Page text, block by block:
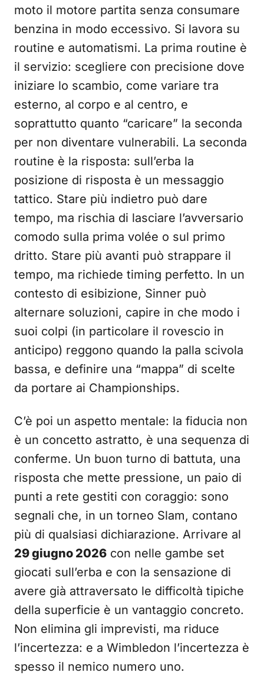
moto il motore partita senza consumare
benzina in modo eccessivo. Si lavora su
routine e automatismi. La prima routine è
il servizio: scegliere con precisione dove
iniziare lo scambio, come variare tra
esterno, al corpo e al centro, e
soprattutto quanto “caricare” la seconda
per non diventare vulnerabili. La seconda
routine è la risposta: sull’erba la
posizione di risposta è un messaggio
tattico. Stare più indietro può dare
tempo, ma rischia di lasciare l’avversario
comodo sulla prima volée o sul primo
dritto. Stare più avanti può strappare il
tempo, ma richiede timing perfetto. In un
contesto di esibizione, Sinner può
alternare soluzioni, capire in che modo i
suoi colpi (in particolare il rovescio in
anticipo) reggono quando la palla scivola
bassa, e definire una “mappa” di scelte
da portare ai Championships.
C’è poi un aspetto mentale: la fiducia non
è un concetto astratto, è una sequenza di
conferme. Un buon turno di battuta, una
risposta che mette pressione, un paio di
punti a rete gestiti con coraggio: sono
segnali che, in un torneo Slam, contano
più di qualsiasi dichiarazione. Arrivare al
29 giugno 2026 con nelle gambe set
giocati sull’erba e con la sensazione di
avere già attraversato le difficoltà tipiche
della superficie è un vantaggio concreto.
Non elimina gli imprevisti, ma riduce
l’incertezza: e a Wimbledon l’incertezza è
spesso il nemico numero uno.